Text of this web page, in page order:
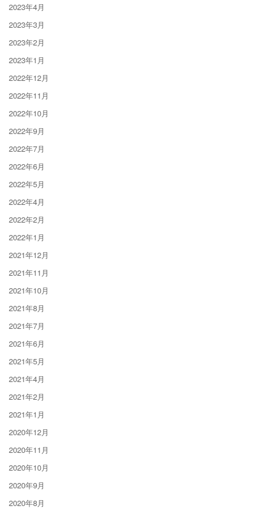
2023年4月
2023年3月
2023年2月
2023年1月
2022年12月
2022年11月
2022年10月
2022年9月
2022年7月
2022年6月
2022年5月
2022年4月
2022年2月
2022年1月
2021年12月
2021年11月
2021年10月
2021年8月
2021年7月
2021年6月
2021年5月
2021年4月
2021年2月
2021年1月
2020年12月
2020年11月
2020年10月
2020年9月
2020年8月